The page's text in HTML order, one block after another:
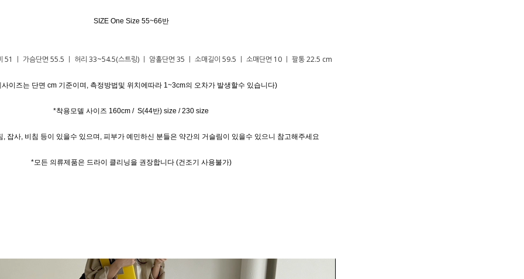
SIZE One Size 55~66반
51 ㅣ 가슴단면 55.5 ㅣ 허리 33~54.5(스트링) ㅣ 암홀단면 35 ㅣ 소매길이 59.5 ㅣ 소매단면 10 ㅣ 팔통 22.5 cm
사이즈는 단면 cm 기준이며, 측정방법및 위치에따라 1~3cm의 오차가 발생할수 있습니다)
*착용모델 사이즈 160cm / S(44반) size / 230 size
, 잡사, 비침 등이 있을수 있으며, 피부가 예민하신 분들은 약간의 거슬림이 있을수 있으니 참고해주세요
*모든 의류제품은 드라이 클리닝을 권장합니다 (건조기 사용불가)